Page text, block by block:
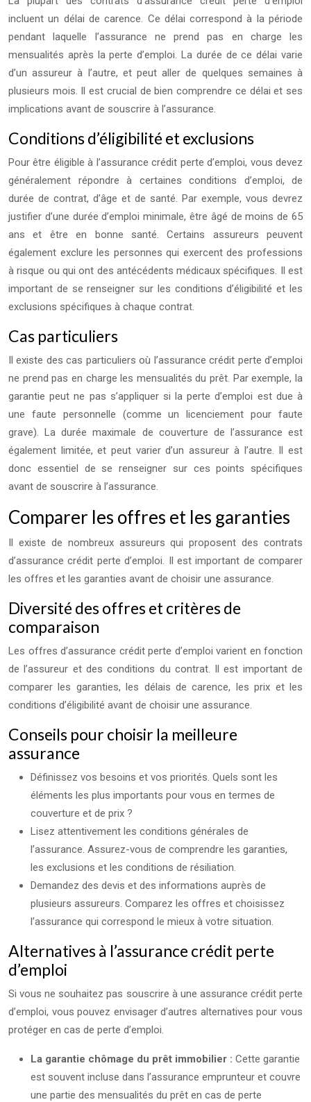
incluent un délai de carence. Ce délai correspond à la période
pendant laquelle l’assurance ne prend pas en charge les
mensualités après la perte d’emploi. La durée de ce délai varie
d’un assureur à l’autre, et peut aller de quelques semaines à
plusieurs mois. Il est crucial de bien comprendre ce délai et ses
implications avant de souscrire à l’assurance.
Conditions d’éligibilité et exclusions
Pour être éligible à l’assurance crédit perte d’emploi, vous devez
généralement répondre à certaines conditions d’emploi, de
durée de contrat, d’âge et de santé. Par exemple, vous devrez
justifier d’une durée d’emploi minimale, être âgé de moins de 65
ans et être en bonne santé. Certains assureurs peuvent
également exclure les personnes qui exercent des professions
à risque ou qui ont des antécédents médicaux spécifiques. Il est
important de se renseigner sur les conditions d’éligibilité et les
exclusions spécifiques à chaque contrat.
Cas particuliers
Il existe des cas particuliers où l’assurance crédit perte d’emploi
ne prend pas en charge les mensualités du prêt. Par exemple, la
garantie peut ne pas s’appliquer si la perte d’emploi est due à
une faute personnelle (comme un licenciement pour faute
grave). La durée maximale de couverture de l’assurance est
également limitée, et peut varier d’un assureur à l’autre. Il est
donc essentiel de se renseigner sur ces points spécifiques
avant de souscrire à l’assurance.
Comparer les offres et les garanties
Il existe de nombreux assureurs qui proposent des contrats
d’assurance crédit perte d’emploi. Il est important de comparer
les offres et les garanties avant de choisir une assurance.
Diversité des offres et critères de
comparaison
Les offres d’assurance crédit perte d’emploi varient en fonction
de l’assureur et des conditions du contrat. Il est important de
comparer les garanties, les délais de carence, les prix et les
conditions d’éligibilité avant de choisir une assurance.
Conseils pour choisir la meilleure
assurance
Définissez vos besoins et vos priorités. Quels sont les
éléments les plus importants pour vous en termes de
couverture et de prix ?
Lisez attentivement les conditions générales de
l’assurance. Assurez-vous de comprendre les garanties,
les exclusions et les conditions de résiliation.
Demandez des devis et des informations auprès de
plusieurs assureurs. Comparez les offres et choisissez
l’assurance qui correspond le mieux à votre situation.
Alternatives à l’assurance crédit perte
d’emploi
Si vous ne souhaitez pas souscrire à une assurance crédit perte
d’emploi, vous pouvez envisager d’autres alternatives pour vous
protéger en cas de perte d’emploi.
La garantie chômage du prêt immobilier : Cette garantie
est souvent incluse dans l’assurance emprunteur et couvre
une partie des mensualités du prêt en cas de perte